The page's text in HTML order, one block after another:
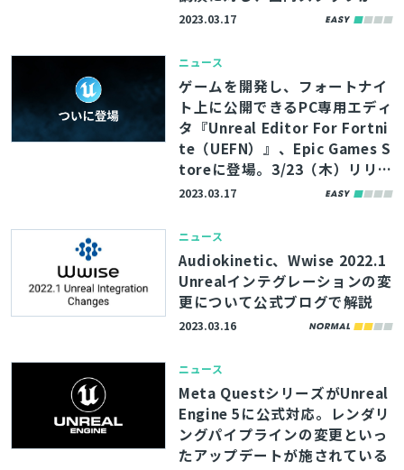
足・解説を加える
2023.03.17
ニュース
ゲームを開発し、フォートナイ
ト上に公開できるPC専用エディ
タ『Unreal Editor For Fortni
te（UEFN）』、Epic Games S
toreに登場。3/23（木）リリー
ス予定
2023.03.17
ニュース
Audiokinetic、Wwise 2022.1
Unrealインテグレーションの変
更について公式ブログで解説
2023.03.16
ニュース
Meta QuestシリーズがUnreal
Engine 5に公式対応。レンダリ
ングパイプラインの変更といっ
たアップデートが施されている